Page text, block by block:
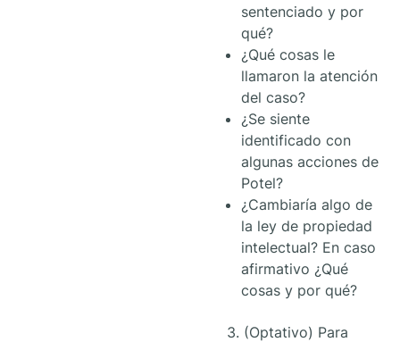
sentenciado y por
qué?
¿Qué cosas le
llamaron la atención
del caso?
¿Se siente
identificado con
algunas acciones de
Potel?
¿Cambiaría algo de
la ley de propiedad
intelectual? En caso
afirmativo ¿Qué
cosas y por qué?
3. (Optativo) Para